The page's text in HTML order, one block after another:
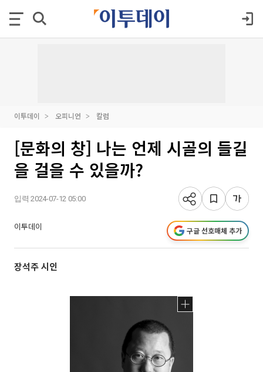
이투데이 오피니언 칼럼
[문화의 창] 나는 언제 시골의 들길
을 걸을 수 있을까?
입력 2024-07-12 05:00
이투데이 구글 선호매체 추가
장석주 시인